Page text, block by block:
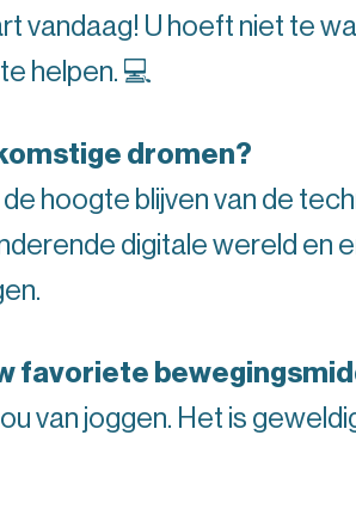
vandaag! U hoeft niet te
helpen. 💻
dromen?
de hoogte blijven van de
digitale wereld en
favoriete
van joggen. Het is